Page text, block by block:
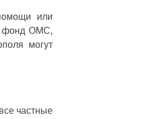
или
фонд ОМС,
могут
частные